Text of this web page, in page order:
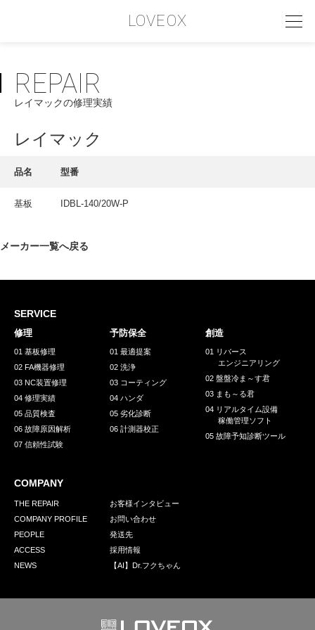
LOVEOX
PHILOSOPHY
フィロソフィー
COMPANY PROFILE
INTERVIEW
採用情報
GREEN CHALLENGE
環境への取り組み
お問い合わせ 発送先
REPAIR
レイマックの修理実績
レイマック
品名 型番
基板 IDBL-140/20W-P
メーカー一覧へ戻る
SERVICE
修理
01 基板修理
02 FA機器修理
03 NC装置修理
04 修理実績
05 品質検査
06 故障原因解析
07 信頼性試験
予防保全
01 最適提案
02 洗浄
03 コーティング
04 ハンダ
05 劣化診断
06 計測器校正
創造
01 リバース
エンジニアリング
02 盤盤冷ま～す君
03 まも～る君
04 リアルタイム設備
稼働管理ソフト
05 故障予知診断ツール
COMPANY
THE REPAIR
COMPANY PROFILE
PEOPLE
ACCESS
NEWS
お客様インタビュー
お問い合わせ
発送先
採用情報
【AI】Dr.フクちゃん